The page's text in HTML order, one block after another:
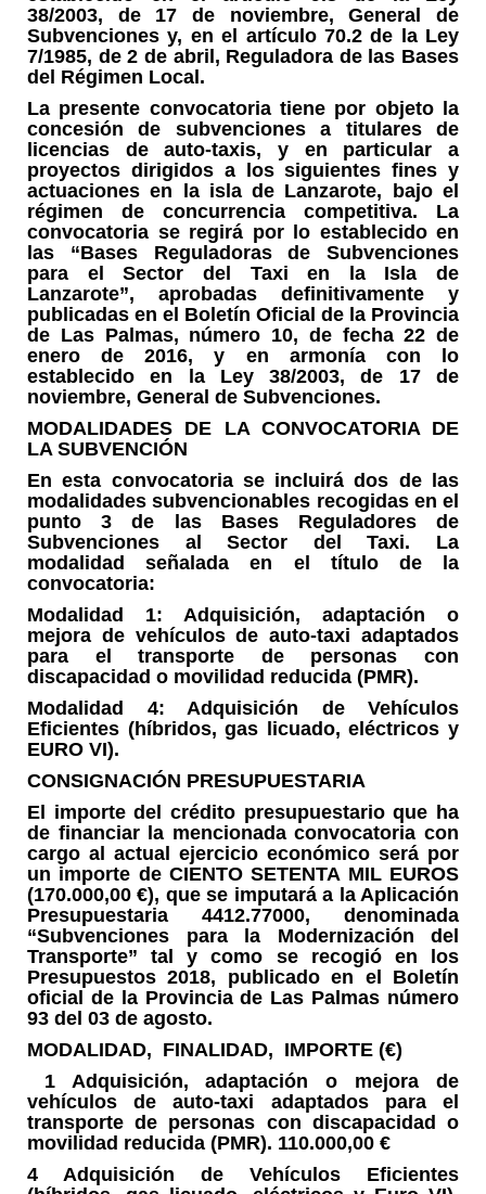
38/2003, de 17 de noviembre, General de
Subvenciones y, en el artículo 70.2 de la Ley
7/1985, de 2 de abril, Reguladora de las Bases
del Régimen Local.
La presente convocatoria tiene por objeto la
concesión de subvenciones a titulares de
licencias de auto-taxis, y en particular a
proyectos dirigidos a los siguientes fines y
actuaciones en la isla de Lanzarote, bajo el
régimen de concurrencia competitiva. La
convocatoria se regirá por lo establecido en
las “Bases Reguladoras de Subvenciones
para el Sector del Taxi en la Isla de
Lanzarote”, aprobadas definitivamente y
publicadas en el Boletín Oficial de la Provincia
de Las Palmas, número 10, de fecha 22 de
enero de 2016, y en armonía con lo
establecido en la Ley 38/2003, de 17 de
noviembre, General de Subvenciones.
MODALIDADES DE LA CONVOCATORIA DE
LA SUBVENCIÓN
En esta convocatoria se incluirá dos de las
modalidades subvencionables recogidas en el
punto 3 de las Bases Reguladores de
Subvenciones al Sector del Taxi. La
modalidad señalada en el título de la
convocatoria:
Modalidad 1: Adquisición, adaptación o
mejora de vehículos de auto-taxi adaptados
para el transporte de personas con
discapacidad o movilidad reducida (PMR).
Modalidad 4: Adquisición de Vehículos
Eficientes (híbridos, gas licuado, eléctricos y
EURO VI).
CONSIGNACIÓN PRESUPUESTARIA
El importe del crédito presupuestario que ha
de financiar la mencionada convocatoria con
cargo al actual ejercicio económico será por
un importe de CIENTO SETENTA MIL EUROS
(170.000,00 €), que se imputará a la Aplicación
Presupuestaria 4412.77000, denominada
“Subvenciones para la Modernización del
Transporte” tal y como se recogió en los
Presupuestos 2018, publicado en el Boletín
oficial de la Provincia de Las Palmas número
93 del 03 de agosto.
MODALIDAD, FINALIDAD, IMPORTE (€)
1 Adquisición, adaptación o mejora de
vehículos de auto-taxi adaptados para el
transporte de personas con discapacidad o
movilidad reducida (PMR). 110.000,00 €
4 Adquisición de Vehículos Eficientes